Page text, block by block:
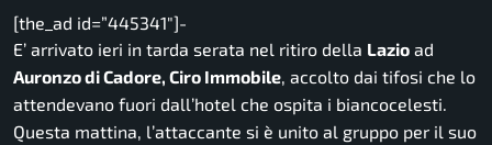
[the_ad id=”445341″]-
E’ arrivato ieri in tarda serata nel ritiro della Lazio ad
Auronzo di Cadore, Ciro Immobile, accolto dai tifosi che lo
attendevano fuori dall’hotel che ospita i biancocelesti.
Questa mattina, l’attaccante si è unito al gruppo per il suo